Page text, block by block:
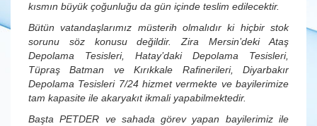
kısmın büyük çoğunluğu da gün içinde teslim edilecektir.
Bütün vatandaşlarımız müsterih olmalıdır ki hiçbir stok
sorunu söz konusu değildir. Zira Mersin’deki Ataş
Depolama Tesisleri, Hatay’daki Depolama Tesisleri,
Tüpraş Batman ve Kırıkkale Rafinerileri, Diyarbakır
Depolama Tesisleri 7/24 hizmet vermekte ve bayilerimize
tam kapasite ile akaryakıt ikmali yapabilmektedir.
Başta PETDER ve sahada görev yapan bayilerimiz ile